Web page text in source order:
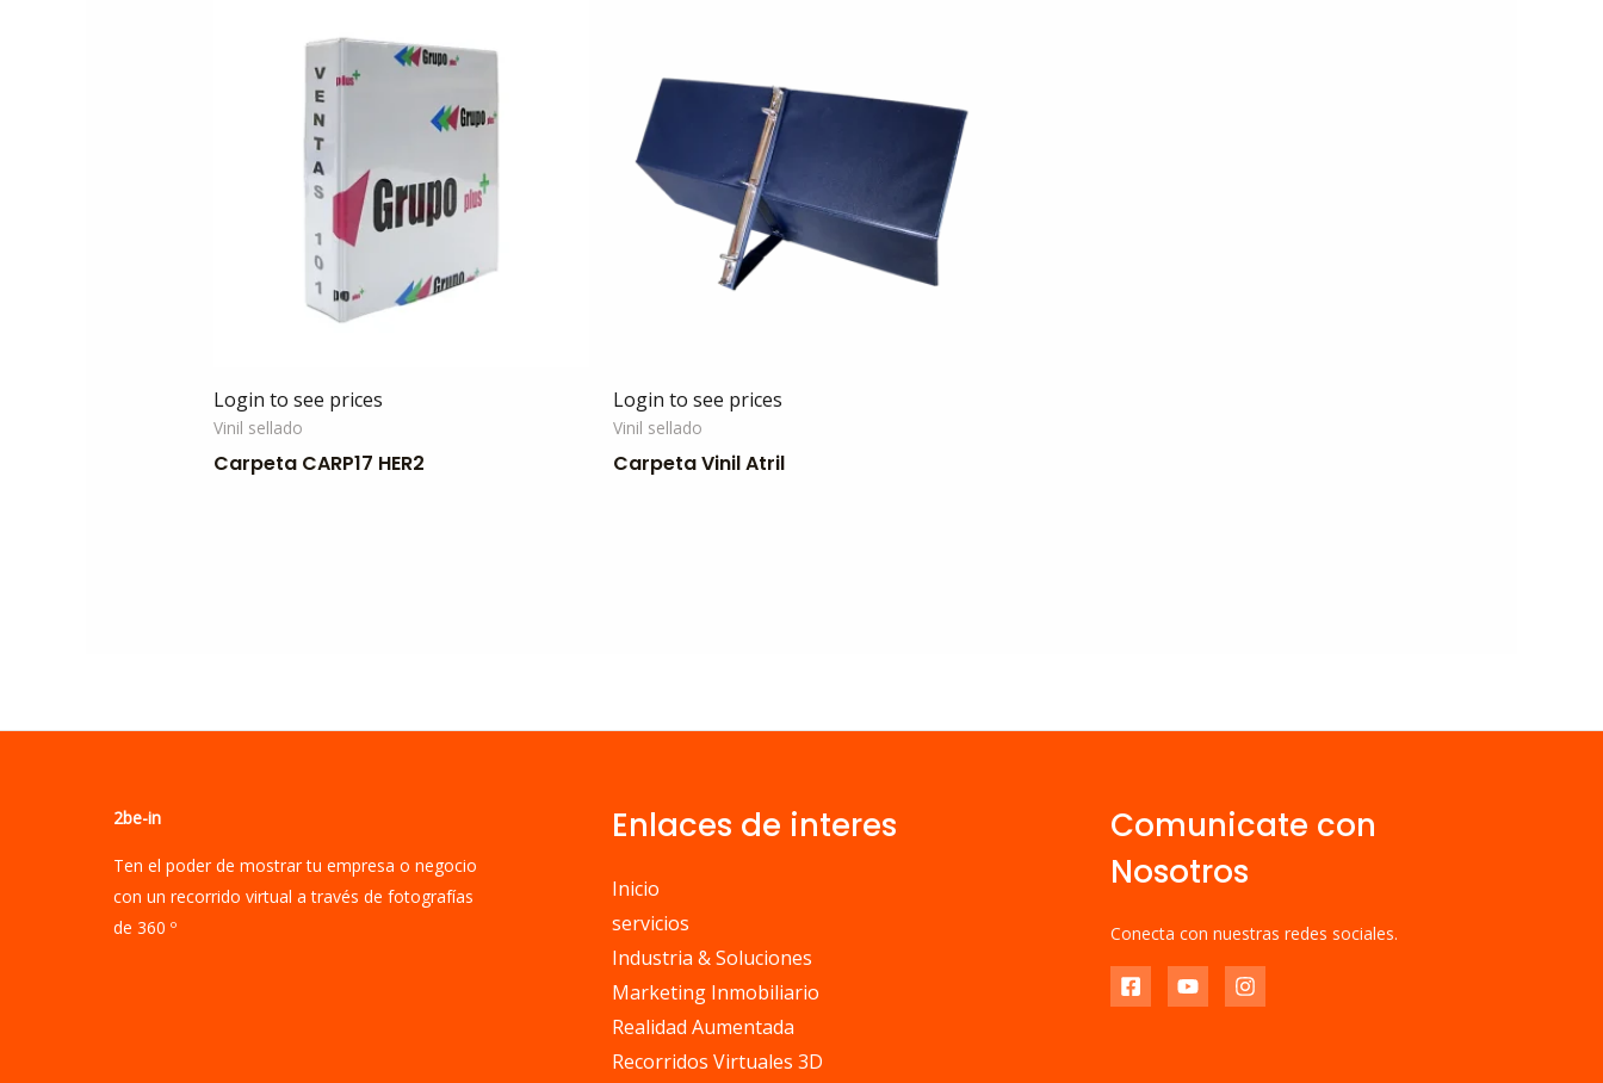
Login to see prices
Vinil sellado
Carpeta CARP17 HER2
Login to see prices
Vinil sellado
Carpeta Vinil Atril
2be-in
Ten el poder de mostrar tu empresa o negocio
con un recorrido virtual a través de fotografías
de 360 º
Enlaces de interes
Inicio
servicios
Industria & Soluciones
Marketing Inmobiliario
Realidad Aumentada
Recorridos Virtuales 3D
Comunicate con
Nosotros
Conecta con nuestras redes sociales.